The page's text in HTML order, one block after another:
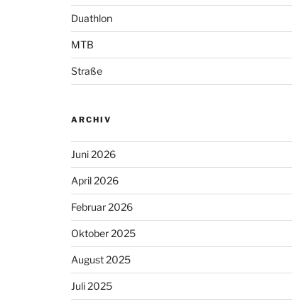
Duathlon
MTB
Straße
ARCHIV
Juni 2026
April 2026
Februar 2026
Oktober 2025
August 2025
Juli 2025